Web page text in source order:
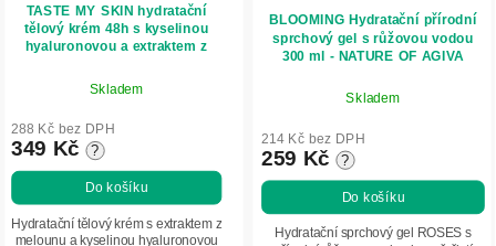
TASTE MY SKIN hydratační
tělový krém 48h s kyselinou
hyaluronovou a extraktem z
AGIVA
Skladem
288 Kč bez DPH
349 Kč ?
Do košíku
Hydratační tělový krém s extraktem z
melounu a kyselinou hyaluronovou
BLOOMING Hydratační přírodní
sprchový gel s růžovou vodou
300 ml - NATURE OF AGIVA
Skladem
214 Kč bez DPH
259 Kč ?
Do košíku
Hydratační sprchový gel ROSES s